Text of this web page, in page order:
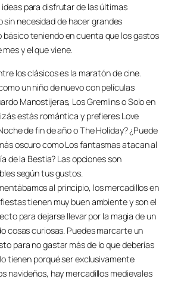
ideas para disfrutar de las últimas
sin necesidad de hacer grandes
básico teniendo en cuenta que los gastos
y el que viene.
los clásicos es la maratón de cine.
un niño de nuevo con películas
Manostijeras, Los Gremlins o Solo en
estás romántica y prefieres Love
de fin de año o The Holiday? ¿Puede
oscuro como Los fantasmas atacan al
de la Bestia? Las opciones son
según tus gustos.
al principio, los mercadillos en
tienen muy buen ambiente y son el
para dejarse llevar por la magia de un
cosas curiosas. Puedes marcarte un
para no gastar más de lo que deberías
tienen porqué ser exclusivamente
navideños, hay mercadillos medievales